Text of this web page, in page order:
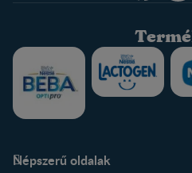
Népszerű oldalak